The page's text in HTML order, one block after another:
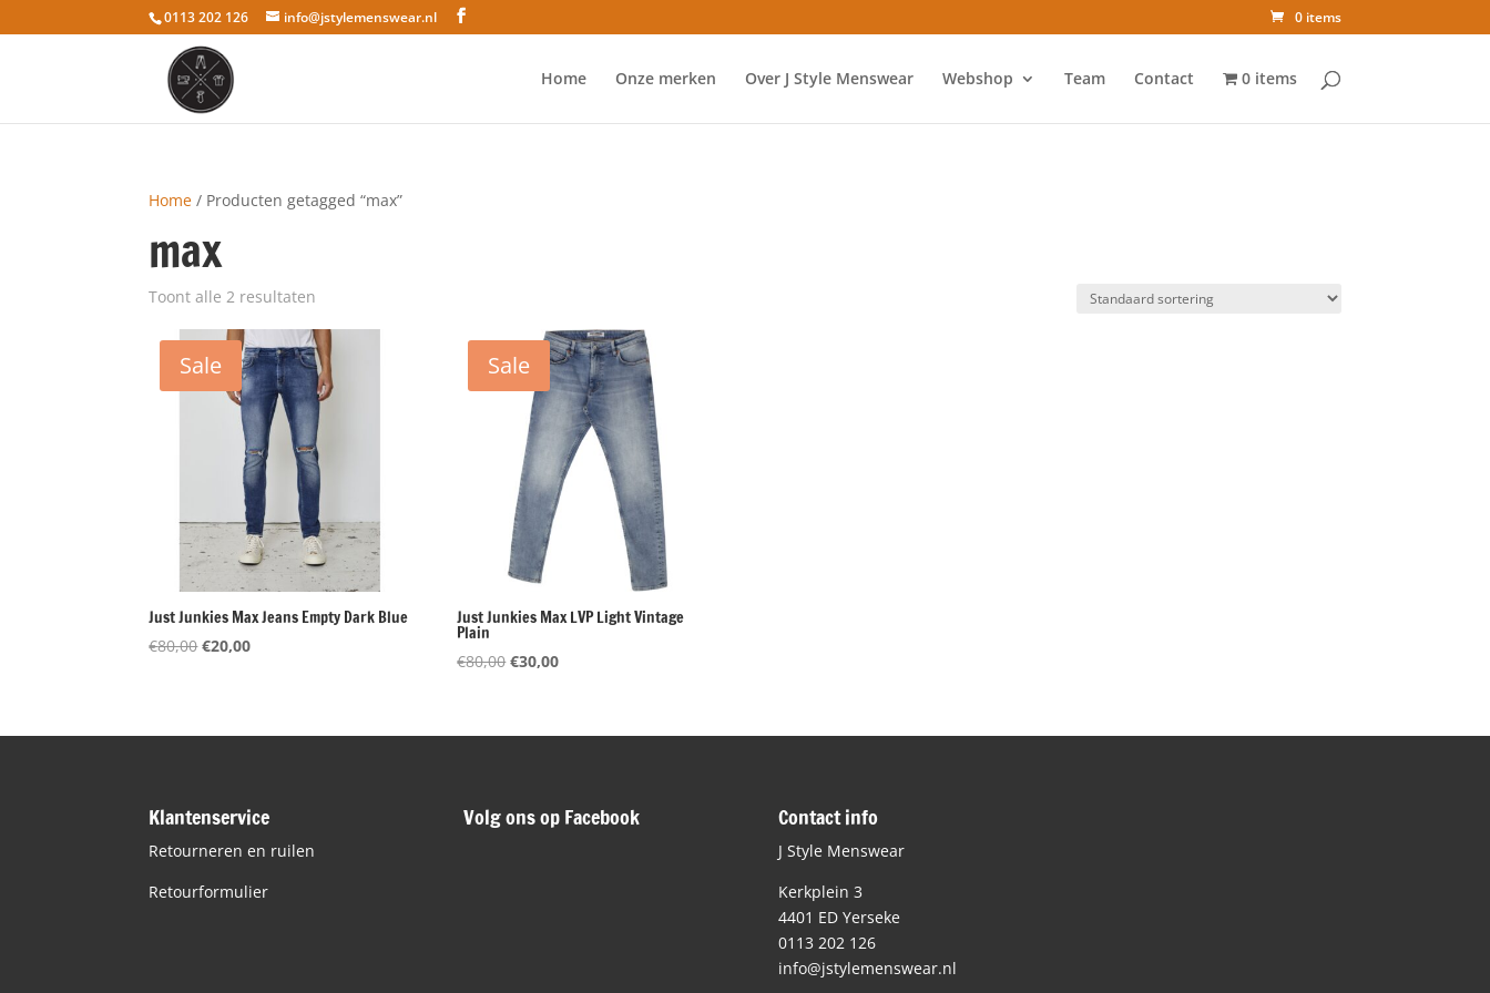
0113 202 126 info@jstylemenswear.nl 0 items
Home Onze merken Over J Style Menswear Webshop Team Contact 0 items
Home / Producten getagged “max”
max
Toont alle 2 resultaten
Sale
Just Junkies Max Jeans Empty Dark Blue
€80,00Oorspronkelijke
€20,00Huidige
Sale
Just Junkies Max LVP Light Vintage
Plain
€80,00Oorspronkelijke
€80,00.
€30,00Huidige
€30,00.
Klantenservice
Retourneren en ruilen
Retourformulier
Volg ons op Facebook Contact info
J Style Menswear
Kerkplein 3
4401 ED Yerseke
0113 202 126
info@jstylemenswear.nl